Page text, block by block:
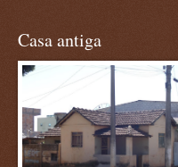
Casa antiga